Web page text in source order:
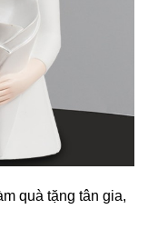
quà tặng tân gia,